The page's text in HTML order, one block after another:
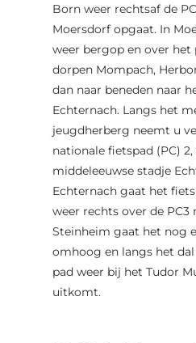
Born weer rechtsaf de
Moersdorf opgaat. In
weer bergop en over het
dorpen Mompach,
dan naar beneden naar
Echternach. Langs het
jeugdherberg neemt u
nationale fietspad (PC)
middeleeuwse stadje
Echternach gaat het
weer rechts over de PC3
Steinheim gaat het nog
omhoog en langs het
pad weer bij het Tudor
uitkomt.